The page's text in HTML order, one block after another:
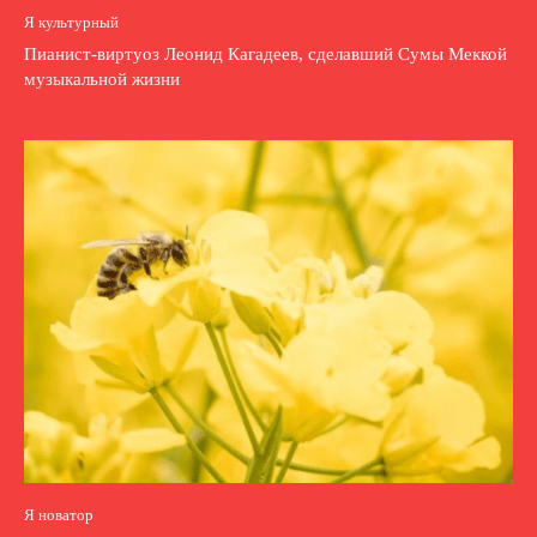
Я культурный
Пианист-виртуоз Леонид Кагадеев, сделавший Сумы Меккой
музыкальной жизни
Я новатор